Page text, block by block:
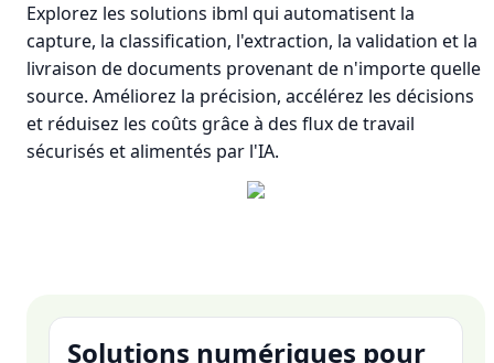
Explorez les solutions ibml qui automatisent la
capture, la classification, l'extraction, la validation et la
livraison de documents provenant de n'importe quelle
source. Améliorez la précision, accélérez les décisions
et réduisez les coûts grâce à des flux de travail
sécurisés et alimentés par l'IA.
Solutions numériques pour